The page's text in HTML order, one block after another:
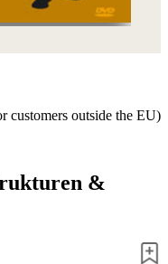
customers outside the EU)
&